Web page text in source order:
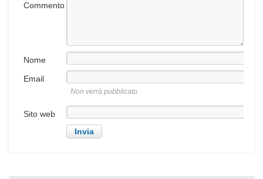
Commento
Nome
Email
Non verrà pubblicato
Sito web